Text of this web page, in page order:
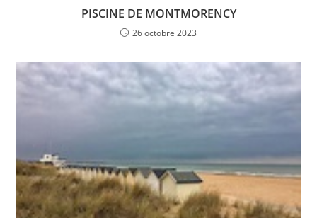
PISCINE DE MONTMORENCY
26 octobre 2023